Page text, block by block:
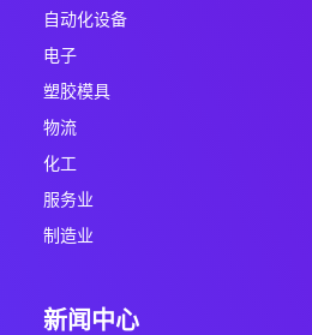
自动化设备
电子
塑胶模具
物流
化工
服务业
制造业
新闻中心